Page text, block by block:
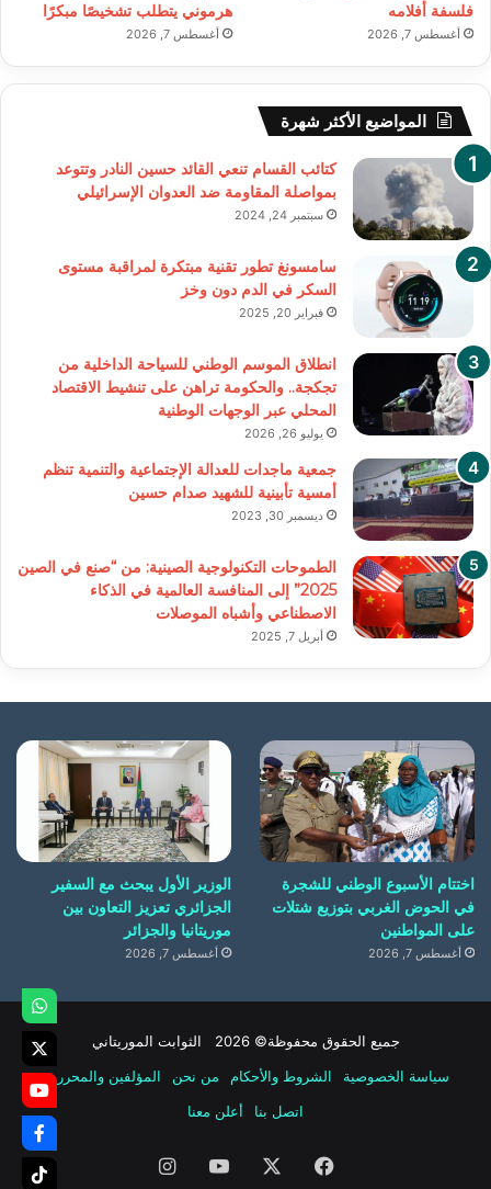
فلسفة أفلامه
أغسطس 7, 2026
هرموني يتطلب تشخيصًا مبكرًا
أغسطس 7, 2026
المواضيع الأكثر شهرة
كتائب القسام تنعي القائد حسين النادر وتتوعد
بمواصلة المقاومة ضد العدوان الإسرائيلي
سبتمبر 24, 2024
سامسونغ تطور تقنية مبتكرة لمراقبة مستوى
السكر في الدم دون وخز
فبراير 20, 2025
انطلاق الموسم الوطني للسياحة الداخلية من
تجكجة.. والحكومة تراهن على تنشيط الاقتصاد
المحلي عبر الوجهات الوطنية
يوليو 26, 2026
جمعية ماجدات للعدالة الإجتماعية والتنمية تنظم
أمسية تأبينية للشهيد صدام حسين
ديسمبر 30, 2023
الطموحات التكنولوجية الصينية: من “صنع في الصين
2025” إلى المنافسة العالمية في الذكاء
الاصطناعي وأشباه الموصلات
أبريل 7, 2025
اختتام الأسبوع الوطني للشجرة
في الحوض الغربي بتوزيع شتلات
على المواطنين
أغسطس 7, 2026
الوزير الأول يبحث مع السفير
الجزائري تعزيز التعاون بين
موريتانيا والجزائر
أغسطس 7, 2026
جميع الحقوق محفوظة© 2026 الثوابت الموريتاني
سياسة الخصوصية
الشروط والأحكام من نحن
المؤلفين والمحررين
اتصل بنا
أعلن معنا
فيسبوك ‫YouTubeانستقرام